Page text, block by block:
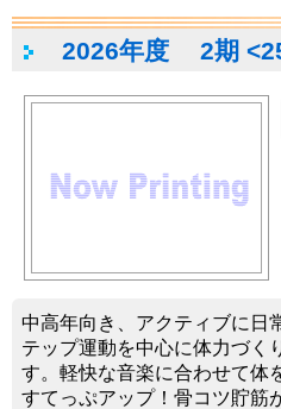
2026年度 2期
中高年向き、アクティブに日
テップ運動を中心に体力づく
す。軽快な音楽に合わせて体
すてっぷアップ！骨コツ貯筋